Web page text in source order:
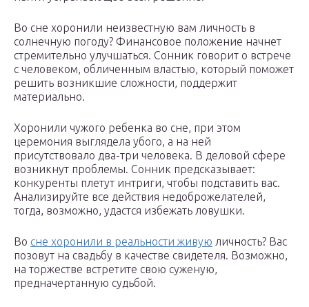
Во сне хоронили неизвестную вам личность в
солнечную погоду? Финансовое положение начнет
стремительно улучшаться. Сонник говорит о встрече
с человеком, обличенным властью, который поможет
решить возникшие сложности, поддержит
материально.
Хоронили чужого ребенка во сне, при этом
церемония выглядела убого, а на ней
присутствовало два-три человека. В деловой сфере
возникнут проблемы. Сонник предсказывает:
конкуренты плетут интриги, чтобы подставить вас.
Анализируйте все действия недоброжелателей,
тогда, возможно, удастся избежать ловушки.
Во сне хоронили в реальности живую личность? Вас
позовут на свадьбу в качестве свидетеля. Возможно,
на торжестве встретите свою суженую,
предначертанную судьбой.